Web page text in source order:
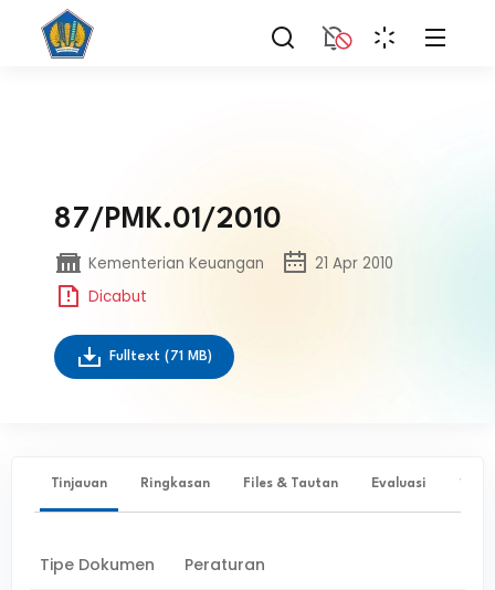
87/PMK.01/2010
Kementerian Keuangan
21 Apr 2010
Dicabut
Fulltext (71 MB)
Tinjauan Ringkasan Files & Tautan Evaluasi ✨
Tipe Dokumen Peraturan